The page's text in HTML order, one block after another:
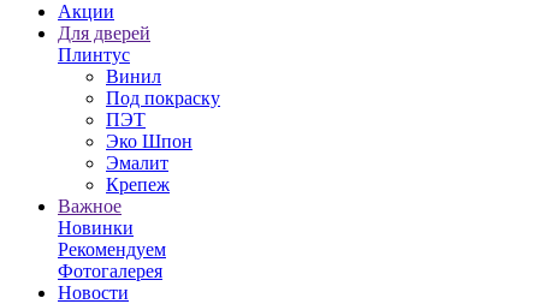
Акции
Для дверей
Плинтус
Винил
Под покраску
ПЭТ
Эко Шпон
Эмалит
Крепеж
Важное
Новинки
Рекомендуем
Фотогалерея
Новости